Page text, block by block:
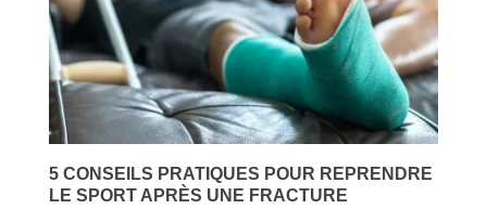
5 CONSEILS PRATIQUES POUR REPRENDRE
LE SPORT APRÈS UNE FRACTURE